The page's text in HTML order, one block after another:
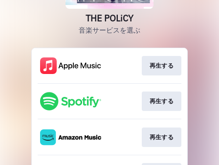
THE POLiCY
音楽サービスを選ぶ
再生する
再生する
再生する